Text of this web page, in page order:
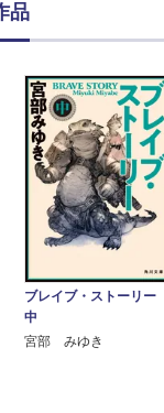
品
ブレイブ・ストーリー
中
宮部 みゆき